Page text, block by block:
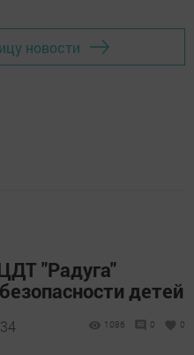
новости
"Радуга"
детей
1086 0 0